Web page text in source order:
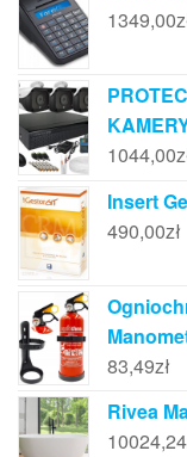
1349,00
1044,00
Insert
490,00zł
83,49zł
Rivea
10024,24